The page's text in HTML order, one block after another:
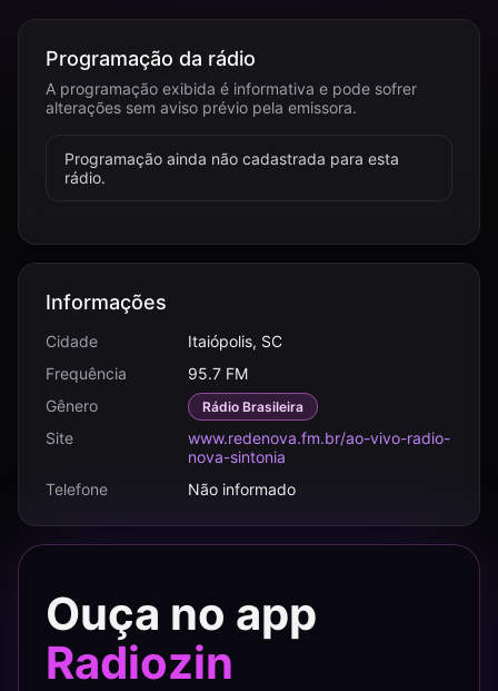
Programação da rádio
A programação exibida é informativa e pode sofrer
alterações sem aviso prévio pela emissora.
Programação ainda não cadastrada para esta
rádio.
Informações
Cidade
Itaiópolis, SC
Frequência
95.7 FM
Gênero
Rádio Brasileira
Site
www.redenova.fm.br/ao-vivo-radio-
nova-sintonia
Telefone
Não informado
Ouça no app
Radiozin